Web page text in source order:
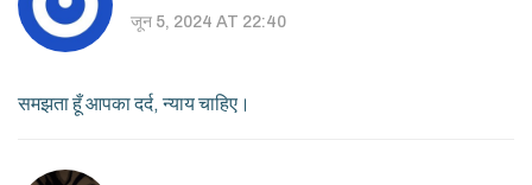
जून 5, 2024 AT 22:40
समझता हूँ आपका दर्द, न्याय चाहिए।